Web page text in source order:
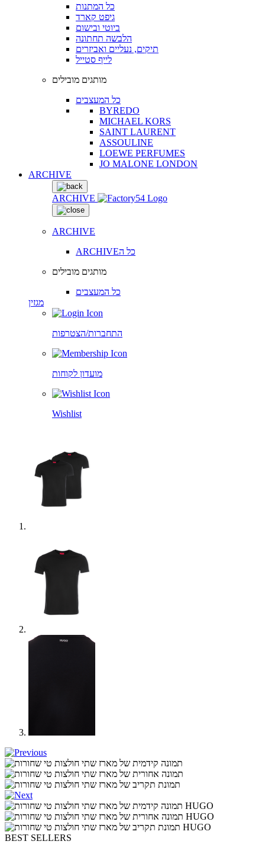
כל המתנות
גיפט קארד
ביוטי ובישום
הלבשה תחתונה
תיקים, נעליים ואביזרים
לייף סטייל
מותגים מובילים
כל המעצבים
BYREDO
MICHAEL KORS
SAINT LAURENT
ASSOULINE
LOEWE PERFUMES
JO MALONE LONDON
ARCHIVE
ARCHIVE
ARCHIVE
ARCHIVEכל ה
מותגים מובילים
כל המעצבים
מגזין
התחברות/הצטרפות
מועדון לקוחות
Wishlist
BEST SELLERS